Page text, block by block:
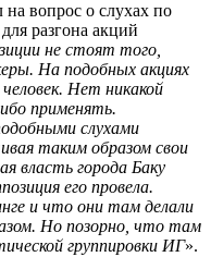
вопрос о слухах по
разгона акций
не стоят того,
На подобных акциях
Нет никакой
применять.
слухами
таким образом свои
власть города Баку
его провела.
и что они там делали
Но позорно, что там
группировки ИГ».